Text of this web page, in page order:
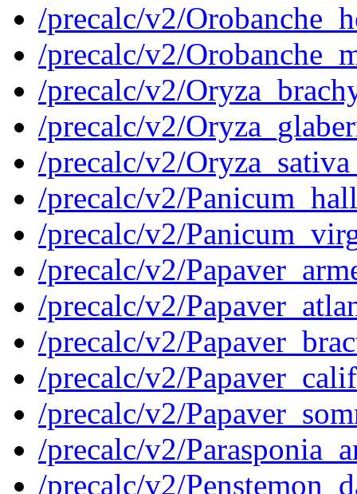
/precalc/v2/
/precalc/v2/
/precalc/v2/
/precalc/v2/
/precalc/v2/
/precalc/v2/
/precalc/v2/
/precalc/v2/
/precalc/v2/
/precalc/v2/
/precalc/v2/
/precalc/v2/
/precalc/v2/
/precalc/v2/